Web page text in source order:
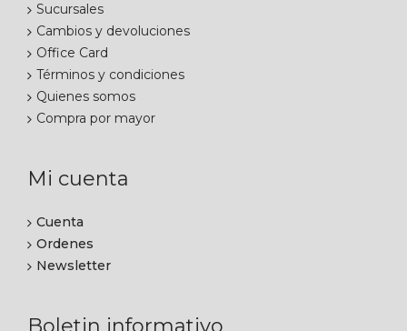
Sucursales
Cambios y devoluciones
Office Card
Términos y condiciones
Quienes somos
Compra por mayor
Mi cuenta
Cuenta
Ordenes
Newsletter
Boletin informativo